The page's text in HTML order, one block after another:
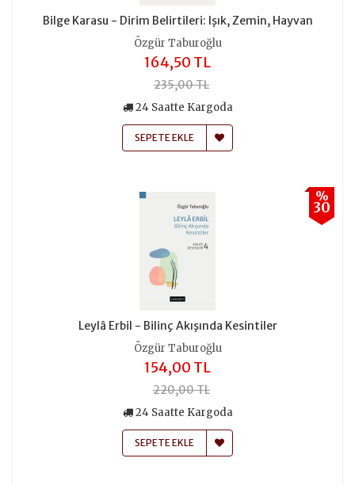
Bilge Karasu - Dirim Belirtileri: Işık, Zemin, Hayvan
Özgür Taburoğlu
164,50 TL
235,00 TL
24 Saatte Kargoda
SEPETE EKLE
%
30
Leylâ Erbil - Bilinç Akışında Kesintiler
Özgür Taburoğlu
154,00 TL
220,00 TL
24 Saatte Kargoda
SEPETE EKLE